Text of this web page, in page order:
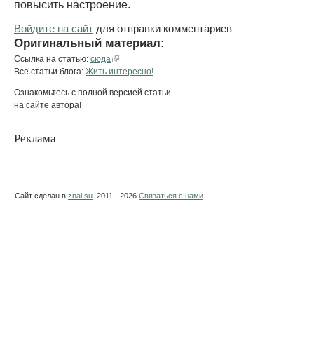
повысить настроение.
Войдите на сайт для отправки комментариев
Оригинальный материал:
Ссылка на статью: сюда
Все статьи блога: Жить интересно!
Ознакомьтесь с полной версией статьи
на сайте автора!
Реклама
Сайт сделан в znai.su . 2011 - 2026 Связаться с нами